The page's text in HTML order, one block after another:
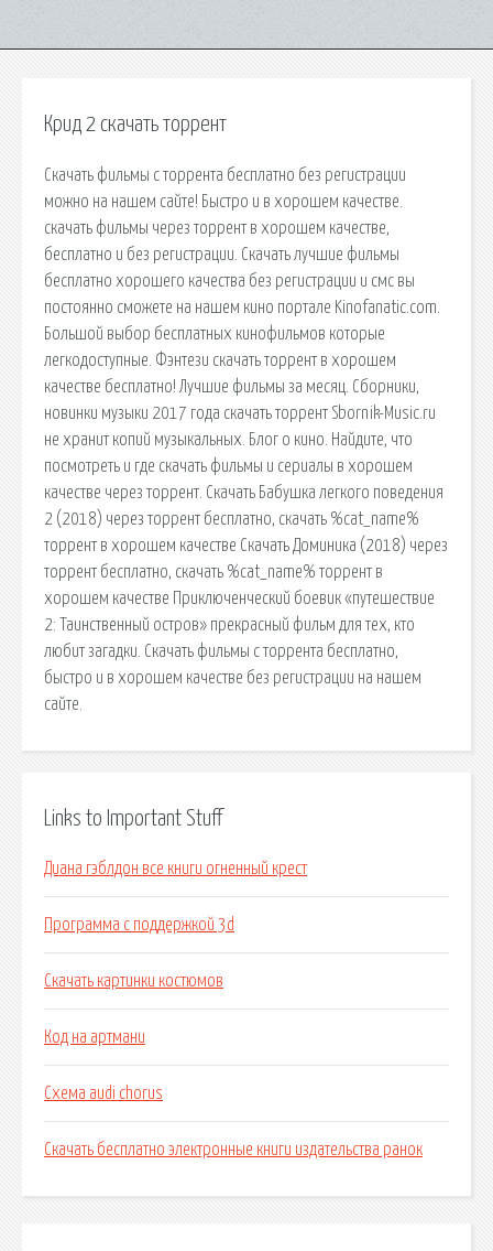
Крид 2 скачать торрент
Скачать фильмы с торрента бесплатно без регистрации
можно на нашем сайте! Быстро и в хорошем качестве.
скачать фильмы через торрент в хорошем качестве,
бесплатно и без регистрации. Скачать лучшие фильмы
бесплатно хорошего качества без регистрации и смс вы
постоянно сможете на нашем кино портале Kinofanatic.com.
Большой выбор бесплатных кинофильмов которые
легкодоступные. Фэнтези скачать торрент в хорошем
качестве бесплатно! Лучшие фильмы за месяц. Сборники,
новинки музыки 2017 года скачать торрент Sbornik-Music.ru
не хранит копий музыкальных. Блог о кино. Найдите, что
посмотреть и где скачать фильмы и сериалы в хорошем
качестве через торрент. Скачать Бабушка легкого поведения
2 (2018) через торрент бесплатно, скачать %cat_name%
торрент в хорошем качестве Скачать Доминика (2018) через
торрент бесплатно, скачать %cat_name% торрент в
хорошем качестве Приключенческий боевик «путешествие
2: Таинственный остров» прекрасный фильм для тех, кто
любит загадки. Скачать фильмы с торрента бесплатно,
быстро и в хорошем качестве без регистрации на нашем
сайте.
Links to Important Stuff
Диана гэблдон все книги огненный крест
Программа с поддержкой 3d
Скачать картинки костюмов
Код на артмани
Схема audi chorus
Скачать бесплатно электронные книги издательства ранок